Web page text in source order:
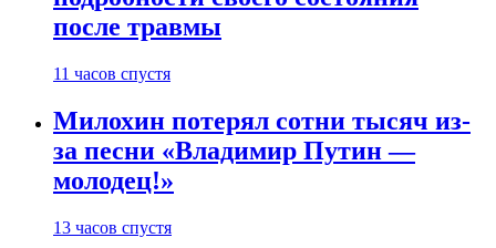
после травмы
11 часов спустя
Милохин потерял сотни тысяч из-
за песни «Владимир Путин —
молодец!»
13 часов спустя